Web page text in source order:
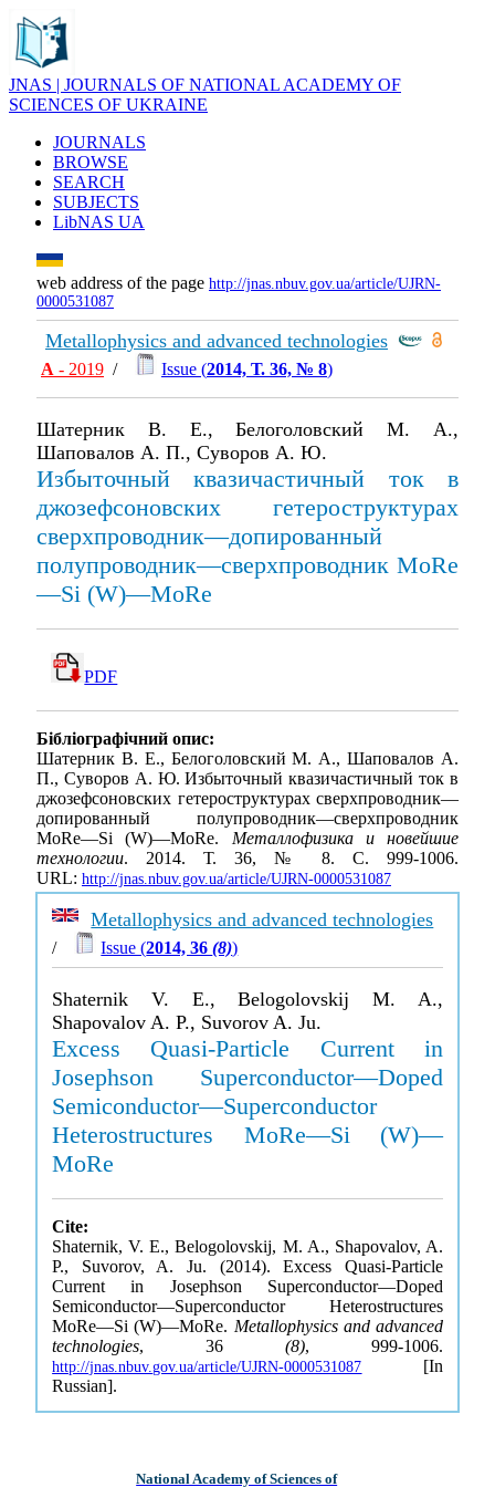
JNAS | JOURNALS OF NATIONAL ACADEMY OF
SCIENCES OF UKRAINE
JOURNALS
BROWSE
SEARCH
SUBJECTS
LibNAS UA
web address of the page http://jnas.nbuv.gov.ua/article/UJRN-
0000531087
Metallophysics and advanced technologies
А - 2019 / Issue (2014, Т. 36, № 8)
Шатерник В. Е., Белоголовский М. А.,
Шаповалов А. П., Суворов А. Ю.
Избыточный квазичастичный ток в
джозефсоновских гетероструктурах
сверхпроводник—допированный
полупроводник—сверхпроводник MoRe
—Si (W)—MoRe
PDF
Бібліографічний опис:
Шатерник В. Е., Белоголовский М. А., Шаповалов А.
П., Суворов А. Ю. Избыточный квазичастичный ток в
джозефсоновских гетероструктурах сверхпроводник—
допированный полупроводник—сверхпроводник
MoRe—Si (W)—MoRe. Металлофизика и новейшие
технологии. 2014. Т. 36, № 8. С. 999-1006.
URL: http://jnas.nbuv.gov.ua/article/UJRN-0000531087
Metallophysics and advanced technologies
/ Issue (2014, 36(8))
Shaternik V. E., Belogolovskij M. A.,
Shapovalov A. P., Suvorov A. Ju.
Excess Quasi-Particle Current in
Josephson Superconductor—Doped
Semiconductor—Superconductor
Heterostructures MoRe—Si (W)—
MoRe
Cite:
Shaternik, V. E., Belogolovskij, M. A., Shapovalov, A.
P., Suvorov, A. Ju. (2014). Excess Quasi-Particle
Current in Josephson Superconductor—Doped
Semiconductor—Superconductor Heterostructures
MoRe—Si (W)—MoRe. Metallophysics and advanced
technologies, 36 (8), 999-1006.
http://jnas.nbuv.gov.ua/article/UJRN-0000531087 [In
Russian].
National Academy of Sciences of